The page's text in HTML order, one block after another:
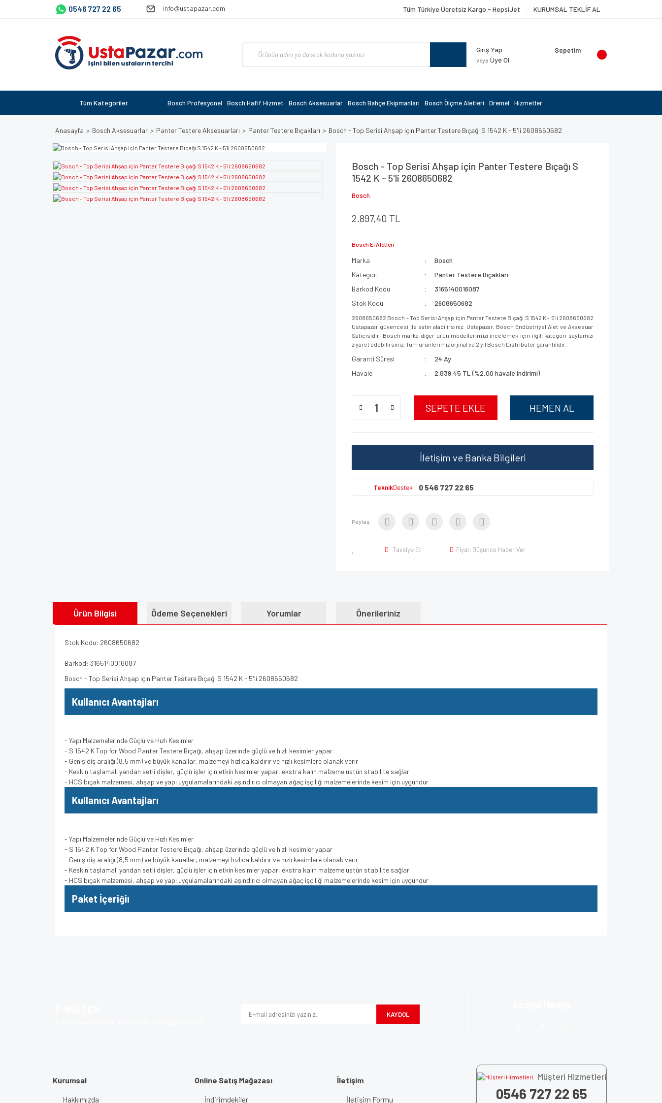
0546 727 22 65 info@ustapazar.com Tüm Türkiye Ücretsiz Kargo - HepsiJet KURUMSAL TEKLİF AL
Giriş Yap
veya Üye Ol
Sepetim
Tüm Kategoriler Bosch Profesyonel Bosch Hafif Hizmet Bosch Aksesuarlar Bosch Bahçe Ekipmanları Bosch Ölçme Aletleri Dremel Hizmetler
Anasayfa Bosch Aksesuarlar Panter Testere Aksesuarları Panter Testere Bıçakları Bosch - Top Serisi Ahşap için Panter Testere Bıçağı S 1542 K - 5'li 2608650682
Bosch - Top Serisi Ahşap için Panter Testere Bıçağı S
1542 K - 5'li 2608650682
Bosch
2.897,40 TL
Bosch El Aletleri
Marka
Bosch
Kategori
Panter Testere Bıçakları
Barkod Kodu
3165140016087
Stok Kodu
2608650682
2608650682 Bosch - Top Serisi Ahşap için Panter Testere Bıçağı S 1542 K - 5'li 2608650682
Ustapazar güvencesi ile satın alabilirsiniz. Ustapazar, Bosch Endüstriyel Alet ve Aksesuar
Satıcısıdır. Bosch marka diğer ürün modellerimizi incelemek için ilgili kategori sayfamızı
ziyaret edebilirsiniz. Tüm ürünlerimiz orjinal ve 2 yıl Bosch Distribütör garantilidir.
Garanti Süresi
24 Ay
Havale
2.839,45 TL (%2,00 havale indirimi)
SEPETE EKLE HEMEN AL
İletişim ve Banka Bilgileri
TeknikDestek 0 546 727 22 65
Paylaş:
Tavsiye Et Fiyatı Düşünce Haber Ver
Ürün Bilgisi Ödeme Seçenekleri Yorumlar Önerileriniz
Stok Kodu: 2608650682
Barkod: 3165140016087
Bosch - Top Serisi Ahşap için Panter Testere Bıçağı S 1542 K - 5'li 2608650682
Kullanıcı Avantajları
- Yapı Malzemelerinde Güçlü ve Hızlı Kesimler
- S 1542 K Top for Wood Panter Testere Bıçağı, ahşap üzerinde güçlü ve hızlı kesimler yapar
- Geniş diş aralığı (8,5 mm) ve büyük kanallar, malzemeyi hızlıca kaldırır ve hızlı kesimlere olanak verir
- Keskin taşlamalı yandan setli dişler, güçlü işler için etkin kesimler yapar, ekstra kalın malzeme üstün stabilite sağlar
- HCS bıçak malzemesi, ahşap ve yapı uygulamalarındaki aşındırıcı olmayan ağaç işçiliği malzemelerinde kesim için uygundur
Kullanıcı Avantajları
- Yapı Malzemelerinde Güçlü ve Hızlı Kesimler
- S 1542 K Top for Wood Panter Testere Bıçağı, ahşap üzerinde güçlü ve hızlı kesimler yapar
- Geniş diş aralığı (8,5 mm) ve büyük kanallar, malzemeyi hızlıca kaldırır ve hızlı kesimlere olanak verir
- Keskin taşlamalı yandan setli dişler, güçlü işler için etkin kesimler yapar, ekstra kalın malzeme üstün stabilite sağlar
- HCS bıçak malzemesi, ahşap ve yapı uygulamalarındaki aşındırıcı olmayan ağaç işçiliği malzemelerinde kesim için uygundur
Paket İçeriğiı
KAYDOL
Kurumsal
Hakkımızda
Online Satış Mağazası
İndirimdekiler
İletişim
İletişim Formu
Müşteri Hizmetleri
0546 727 22 65